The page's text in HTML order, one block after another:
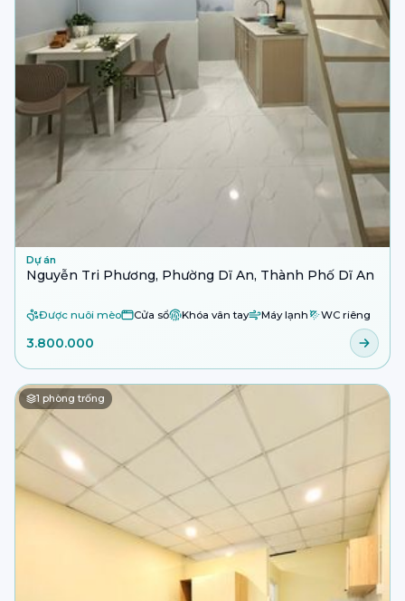
Dự án
Nguyễn Tri Phương, Phường Dĩ An, Thành Phố Dĩ An
Được nuôi mèo Cửa sổ Khóa vân tay Máy lạnh WC riêng
3.800.000
1 phòng trống